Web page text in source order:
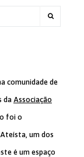
comunidade de
daAssociação
foi o
um dos
é um espaço